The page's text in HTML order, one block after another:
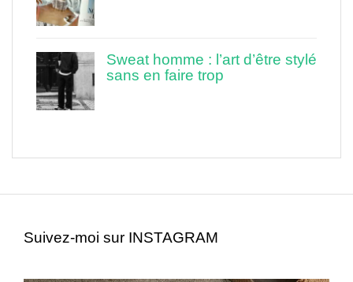
Sweat homme : l’art d’être stylé
sans en faire trop
Suivez-moi sur INSTAGRAM